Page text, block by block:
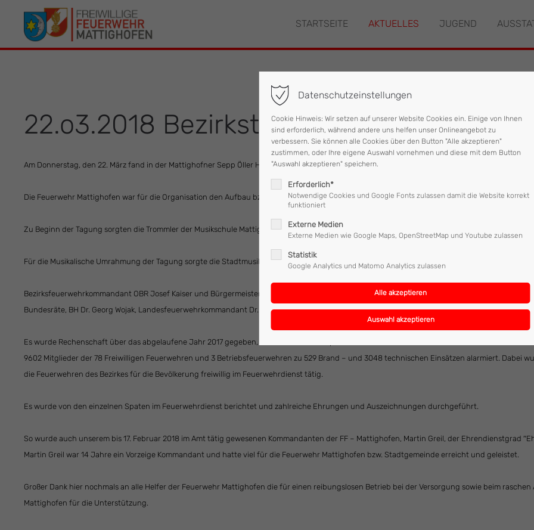
Der Eintrag "offcanvas-col1" existiert leider
nicht.
Der Eintrag "offcanvas-col2" existiert
Der Eintrag "offcanvas-col3"
STARTSEITE AKTUELLES JUGEND
22.o3.2018 Bezirkstagung in Mattighofen
Am Donnerstag, den 22. März fand in der Mattighofner Sepp Öller Halle die Bezirkstagung der 81 Feuerwehren des Bezirkes Braunau statt.
Die Feuerwehr Mattighofen war für die Organisation den Aufbau bzw. mit der Versorgung der ca. 800 anwesenden Feuerwehrkameraden und
Zu Beginn der Tagung sorgten die Trommler der Musikschule Mattighofen unter der Leitung von Andreas Hölzl für gehörigen Schwung in der
Für die Musikalische Umrahmung der Tagung sorgte die Stadtmusik Mattighofen unter der Leitung von Kapellmeister Daniel Mühlbacher.
Bezirksfeuerwehrkommandant OBR Josef Kaiser und Bürgermeister der Stadt Mattighofen Friedrich Schwarzenhofer konnten zahlreiche
Bundesräte, BH Dr. Georg Wojak, Landesfeuerwehrkommandant Dr. Wolfgang Kronsteiner, E – OBR Alois Wengler sowie zahlreiche Funktionäre
Es wurde Rechenschaft über das abgelaufene Jahr 2017 gegeben, so wurden zum Beispiel die
9602 Mitglieder der 78 Freiwilligen Feuerwehren und 3 Betriebsfeuerwehren zu 529 Brand – und 3048 technischen Einsätzen alarmiert. Dabei
die Feuerwehren des Bezirkes für die Bevölkerung freiwillig im Feuerwehrdienst tätig.
Es wurde von den einzelnen Spaten im Feuerwehrdienst berichtet und zahlreiche Ehrungen und Auszeichnungen durchgeführt.
So wurde auch unserem bis 17. Februar 2018 im Amt tätig gewesenen Kommandanten der FF – Mattighofen, Martin Greil, der Ehrendienstgrad
Martin Greil war 14 Jahre ein Vorzeige Kommandant und hatte viel für die Feuerwehr Mattighofen bzw. Stadtgemeinde erreicht und geleistet.
Großer Dank hier nochmals an alle Helfer der Feuerwehr Mattighofen die für einen reibungslosen Betrieb bei der Versorgung sowie beim
Mattighofen für die Unterstützung.
Datenschutzeinstellungen
Cookie Hinweis: Wir setzen auf unserer Website Cookies ein. Einige von Ihnen
sind erforderlich, während andere uns helfen unser Onlineangebot zu
verbessern. Sie können alle Cookies über den Button "Alle akzeptieren"
zustimmen, oder Ihre eigene Auswahl vornehmen und diese mit dem Button
"Auswahl akzeptieren" speichern.
Erforderlich*
Notwendige Cookies und Google Fonts zulassen damit die Website korrekt
funktioniert
Externe Medien
Externe Medien wie Google Maps, OpenStreetMap und Youtube zulassen
Statistik
Google Analytics und Matomo Analytics zulassen